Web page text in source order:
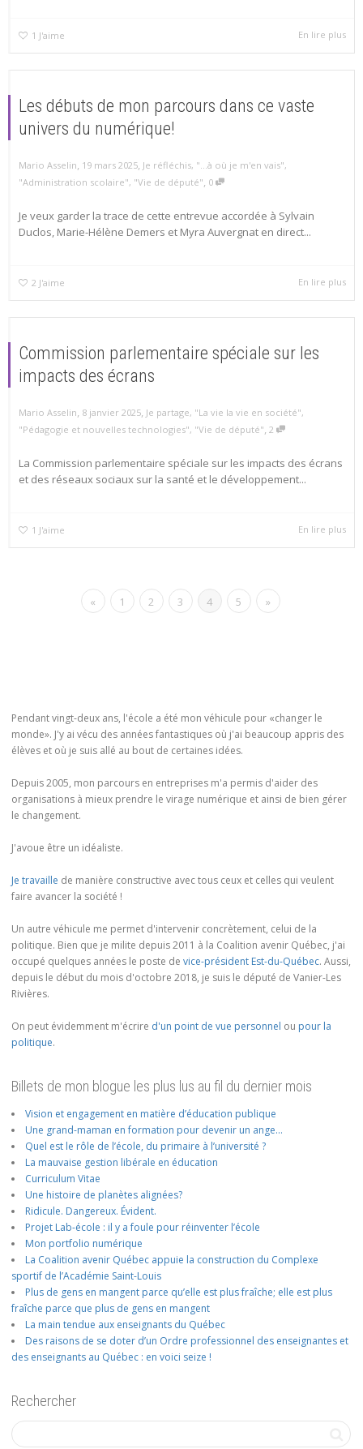
1 J'aime En lire plus
Les débuts de mon parcours dans ce vaste
univers du numérique!
Mario Asselin, 19 mars 2025, Je réfléchis, "...à où je m'en vais",
"Administration scolaire", "Vie de député", 0
Je veux garder la trace de cette entrevue accordée à Sylvain
Duclos, Marie-Hélène Demers et Myra Auvergnat en direct...
2 J'aime En lire plus
Commission parlementaire spéciale sur les
impacts des écrans
Mario Asselin, 8 janvier 2025, Je partage, "La vie la vie en société",
"Pédagogie et nouvelles technologies", "Vie de député", 2
La Commission parlementaire spéciale sur les impacts des écrans
et des réseaux sociaux sur la santé et le développement...
1 J'aime En lire plus
« 1 2 3 4 5 »
Pendant vingt-deux ans, l'école a été mon véhicule pour «changer le
monde». J'y ai vécu des années fantastiques où j'ai beaucoup appris des
élèves et où je suis allé au bout de certaines idées.
Depuis 2005, mon parcours en entreprises m'a permis d'aider des
organisations à mieux prendre le virage numérique et ainsi de bien gérer
le changement.
J'avoue être un idéaliste.
Je travaille de manière constructive avec tous ceux et celles qui veulent
faire avancer la société !
Un autre véhicule me permet d'intervenir concrètement, celui de la
politique. Bien que je milite depuis 2011 à la Coalition avenir Québec, j'ai
occupé quelques années le poste de vice-président Est-du-Québec. Aussi,
depuis le début du mois d'octobre 2018, je suis le député de Vanier-Les
Rivières.
On peut évidemment m'écrire d'un point de vue personnel ou pour la
politique.
Billets de mon blogue les plus lus au fil du dernier mois
Vision et engagement en matière d’éducation publique
Une grand-maman en formation pour devenir un ange…
Quel est le rôle de l’école, du primaire à l’université ?
La mauvaise gestion libérale en éducation
Curriculum Vitae
Une histoire de planètes alignées?
Ridicule. Dangereux. Évident.
Projet Lab-école : il y a foule pour réinventer l’école
Mon portfolio numérique
La Coalition avenir Québec appuie la construction du Complexe
sportif de l’Académie Saint-Louis
Plus de gens en mangent parce qu’elle est plus fraîche; elle est plus
fraîche parce que plus de gens en mangent
La main tendue aux enseignants du Québec
Des raisons de se doter d’un Ordre professionnel des enseignantes et
des enseignants au Québec : en voici seize !
Rechercher